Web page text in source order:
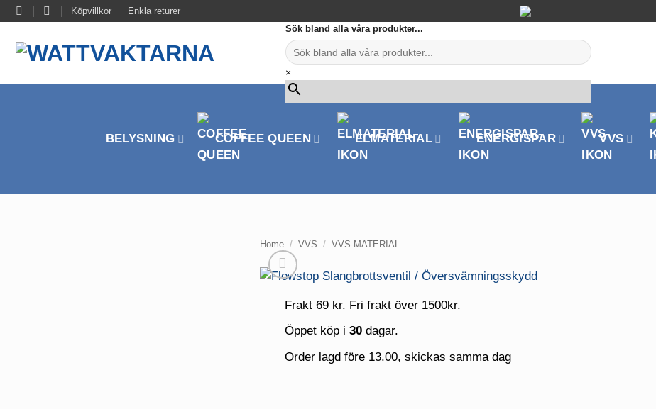
Skip
to
content
Köpvillkor
Enkla returer
Sök bland alla våra produkter...
×
BELYSNING COFFEE QUEEN ELMATERIAL ENERGISPAR VVS
Home / VVS / VVS-MATERIAL
Frakt 69 kr. Fri frakt över 1500kr.
Öppet köp i30 dagar.
Order lagd före 13.00, skickas samma dag